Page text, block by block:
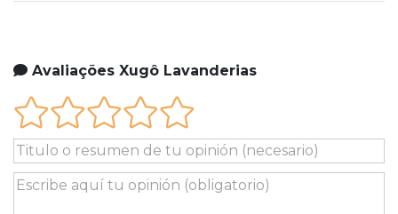
Avaliações Xugô Lavanderias